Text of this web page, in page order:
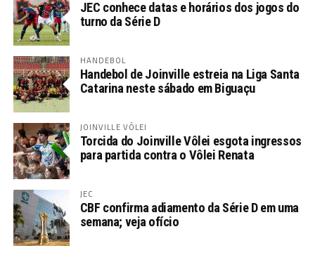
JEC conhece datas e horários dos jogos do
turno da Série D
HANDEBOL
Handebol de Joinville estreia na Liga Santa
Catarina neste sábado em Biguaçu
JOINVILLE VÔLEI
Torcida do Joinville Vôlei esgota ingressos
para partida contra o Vôlei Renata
JEC
CBF confirma adiamento da Série D em uma
semana; veja ofício